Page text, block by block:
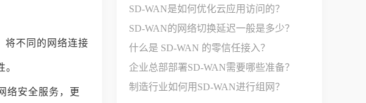
将不同的网络连接
络安全服务，更
SD-WAN是如何优化云应用访问的？
SD-WAN的网络切换延迟一般是多少？
什么是 SD-WAN 的零信任接入？
企业总部部署SD-WAN需要哪些准备？
制造行业如何用SD-WAN进行组网？